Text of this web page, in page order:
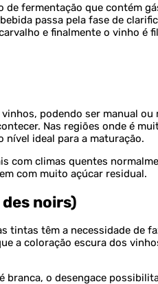
fermentação que contém
passa pela fase de
e finalmente o vinho é
podendo ser manual ou
Nas regiões onde é
nível ideal para a maturação.
com climas quentes
com muito açúcar residual.
noirs)
tintas têm a necessidade de
a coloração escura dos
branca, o desengace